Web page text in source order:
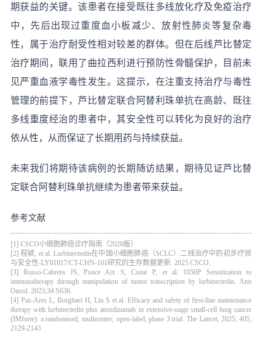
期获益的关键。该患者在接受既往多线放化疗及免疫治疗
中，先后出现过重度血小板减少、放射性肺炎等复杂毒
性，属于治疗耐受性相对较差的群体。但在后线芦比替定
治疗期间，联用了曲拉西利进行预防性骨髓保护，目前未
见严重血液学毒性发生。这提示，在注重支持治疗与毒性
管理的前提下，芦比替定联合阿替利珠单抗在高龄、既往
多线重度经治的患者中，其安全性可以转化为良好的治疗
依从性，从而保证了长期用药与持续获益。
未来我们将期待该病例的长期随访结果，期待见证芦比替
定联合阿替利珠单抗继续为患者带来获益。
参考文献
[1] CSCO小细胞肺癌诊疗指南（2026版）
[2] 程颖, et al. Lurbinectedin在中国小细胞肺癌（SCLC）二线治疗中的初步疗效
与安全性-LY01017/CT-CHN-101研究的生存数据更新. 2025 CSCO.
[3] Russo-Cabrera JS, Ponce Aix S, Cozar P, et al. 1050P Sensitization to
immunotherapy through manipulation of tumor transcription by lurbinectedin. Ann
Oncol. 2023;34:S636.
[4] Paz-Ares L, Borghaei H, Liu S et al. Efficacy and safety of first-line maintenance
therapy with lurbinectedin plus atezolizumab in extensive-stage small-cell lung cancer
(IMforte): a randomised, multicentre, open-label, phase 3 trial. The Lancet, 2025; 405,
2129-2143